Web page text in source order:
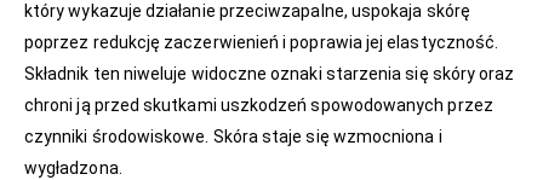
który wykazuje działanie przeciwzapalne, uspokaja skórę
poprzez redukcję zaczerwienień i poprawia jej elastyczność.
Składnik ten niweluje widoczne oznaki starzenia się skóry oraz
chroni ją przed skutkami uszkodzeń spowodowanych przez
czynniki środowiskowe. Skóra staje się wzmocniona i
wygładzona.